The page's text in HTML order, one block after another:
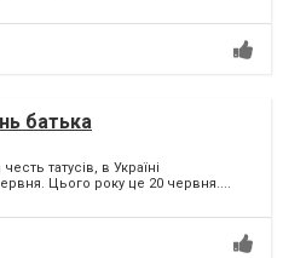
батька
татусів, в Україні
Цього року це 20 червня....